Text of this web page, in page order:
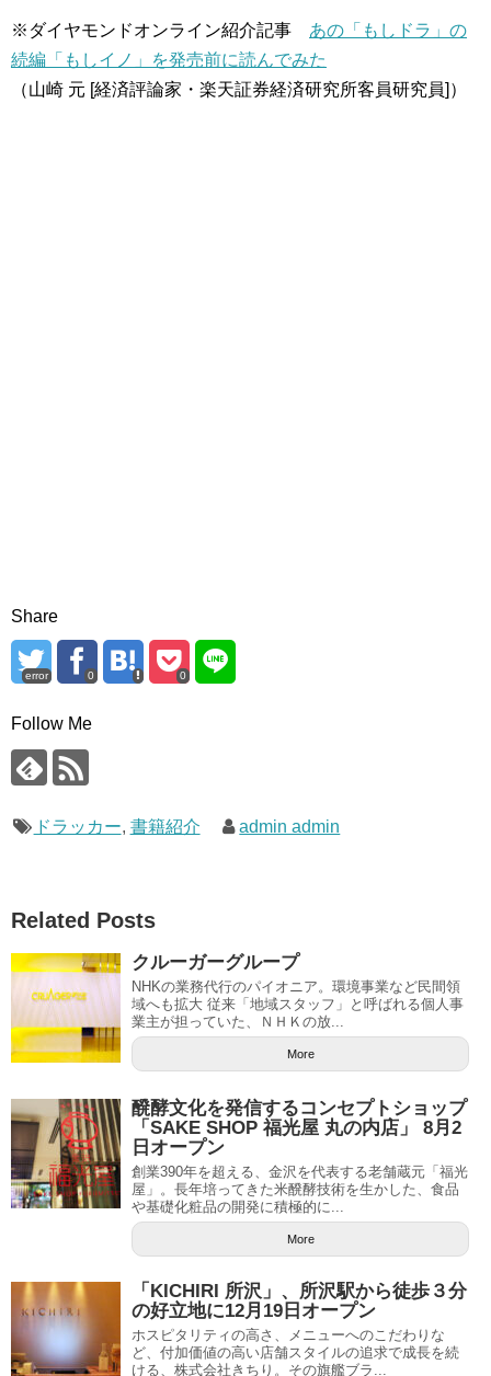
※ダイヤモンドオンライン紹介記事 あの「もしドラ」の
続編「もしイノ」を発売前に読んでみた
（山崎 元 [経済評論家・楽天証券経済研究所客員研究員]）
Share
error 0 0
Follow Me
ドラッカー, 書籍紹介 admin admin
Related Posts
クルーガーグループ
NHKの業務代行のパイオニア。環境事業など民間領
域へも拡大 従来「地域スタッフ」と呼ばれる個人事
業主が担っていた、ＮＨＫの放...
More
醗酵文化を発信するコンセプトショップ
「SAKE SHOP 福光屋 丸の内店」 8月2
日オープン
創業390年を超える、金沢を代表する老舗蔵元「福光
屋」。長年培ってきた米醗酵技術を生かした、食品
や基礎化粧品の開発に積極的に...
More
「KICHIRI 所沢」、所沢駅から徒歩３分
の好立地に12月19日オープン
ホスピタリティの高さ、メニューへのこだわりな
ど、付加価値の高い店舗スタイルの追求で成長を続
ける、株式会社きちり。その旗艦ブラ...